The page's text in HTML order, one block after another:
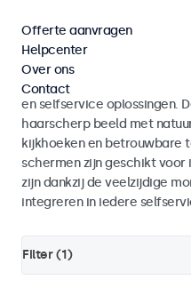
Monitoren en
selfservice
Monitoren en touchscreen
en selfservice oplossingen.
haarscherp beeld met
kijkhoeken en betrouwbare
schermen zijn geschikt voor
zijn dankzij de veelzijdige
integreren in iedere
Filter (1)
Offerte aanvragen
Helpcenter
Over ons
Contact